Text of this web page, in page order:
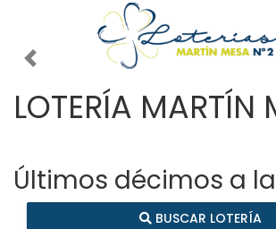
Imagen anterior
LOTERÍA MARTÍN
Últimos décimos a
BUSCAR LOTERÍA